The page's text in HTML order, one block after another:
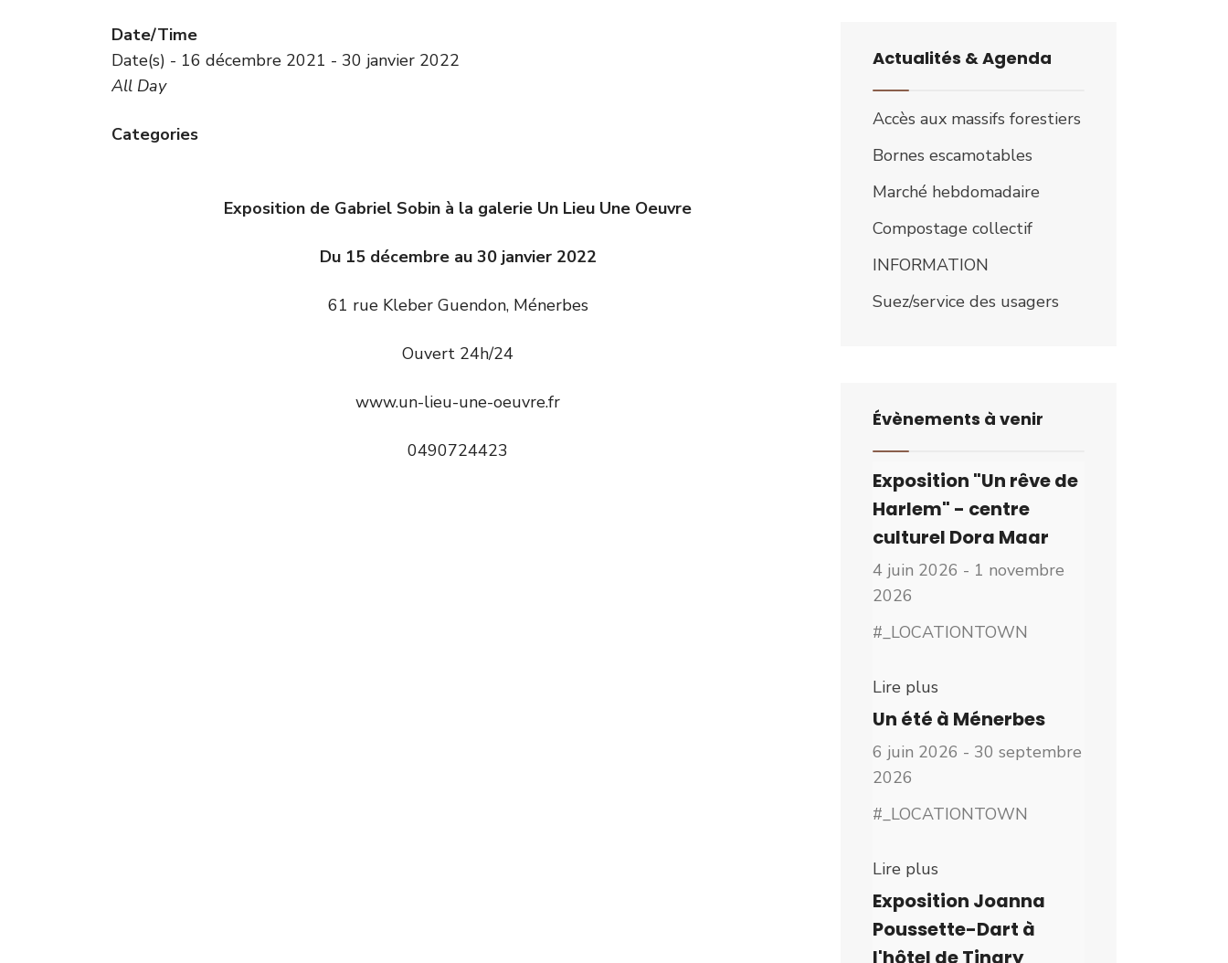
Date/Time
Date(s) - 16 décembre 2021 - 30 janvier 2022
All Day
Categories
Exposition de Gabriel Sobin à la galerie Un Lieu Une Oeuvre
Du 15 décembre au 30 janvier 2022
61 rue Kleber Guendon, Ménerbes
Ouvert 24h/24
www.un-lieu-une-oeuvre.fr
0490724423
Actualités & Agenda
Accès aux massifs forestiers
Bornes escamotables
Marché hebdomadaire
Compostage collectif
INFORMATION
Suez/service des usagers
Évènements à venir
Exposition "Un rêve de
Harlem" - centre
culturel Dora Maar
4 juin 2026 - 1 novembre
2026
#_LOCATIONTOWN
Lire plus
Un été à Ménerbes
6 juin 2026 - 30 septembre
2026
#_LOCATIONTOWN
Lire plus
Exposition Joanna
Poussette-Dart à
l'hôtel de Tingry